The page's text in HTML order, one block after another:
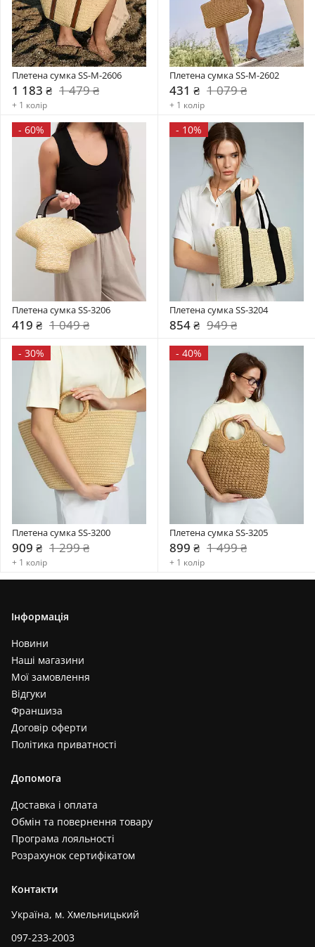
Плетена сумка SS-M-2606
1 183 ₴ 1 479 ₴
+ 1 колір
Плетена сумка SS-M-2602
431 ₴ 1 079 ₴
+ 1 колір
- 60%
Плетена сумка SS-3206
419 ₴ 1 049 ₴
- 10%
Плетена сумка SS-3204
854 ₴ 949 ₴
- 30%
Плетена сумка SS-3200
909 ₴ 1 299 ₴
+ 1 колір
- 40%
Плетена сумка SS-3205
899 ₴ 1 499 ₴
+ 1 колір
Інформація
Новини
Наші магазини
Мої замовлення
Відгуки
Франшиза
Договір оферти
Політика приватності
Допомога
Доставка і оплата
Обмін та повернення товару
Програма лояльності
Розрахунок сертифікатом
Контакти
Україна, м. Хмельницький
097-233-2003